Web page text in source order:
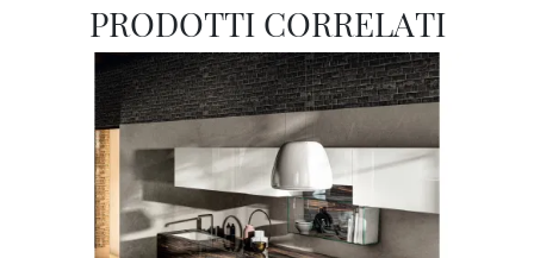
PRODOTTI CORRELATI